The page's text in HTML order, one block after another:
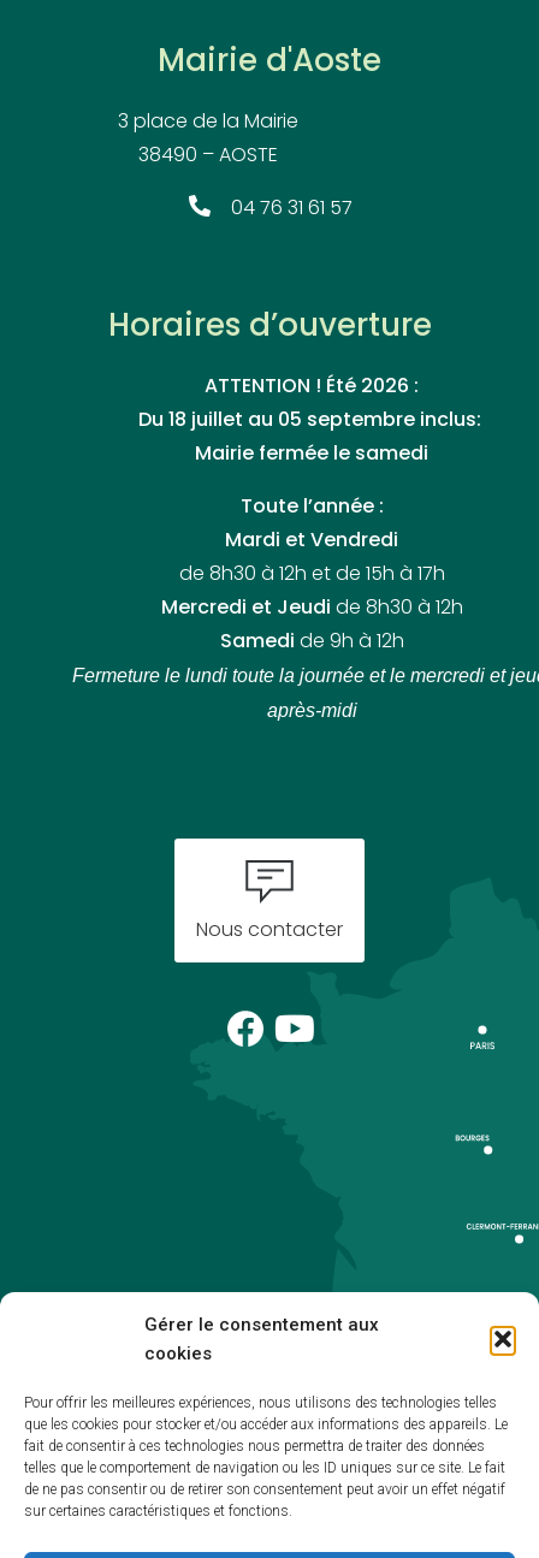
Gérer le consentement aux
cookies
Pour offrir les meilleures expériences, nous utilisons des technologies telles
que les cookies pour stocker et/ou accéder aux informations des appareils. Le
fait de consentir à ces technologies nous permettra de traiter des données
telles que le comportement de navigation ou les ID uniques sur ce site. Le fait
de ne pas consentir ou de retirer son consentement peut avoir un effet négatif
sur certaines caractéristiques et fonctions.
Mairie d'Aoste
3 place de la Mairie
38490 – AOSTE
04 76 31 61 57
Horaires d’ouverture
ATTENTION ! Été 2026 :
Du 18 juillet au 05 septembre inclus:
Mairie fermée le samedi
Toute l’année :
Mardi et Vendredi
de 8h30 à 12h et de 15h à 17h
Mercredi et Jeudi de 8h30 à 12h
Samedi de 9h à 12h
Fermeture le lundi toute la journée et le mercredi et
après-midi
Nous contacter
Accessibilité